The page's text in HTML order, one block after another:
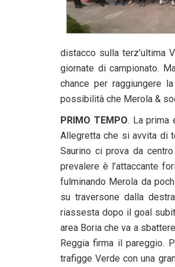
distacco sulla terz’ultima
giornate di campionato.
chance per raggiungere
possibilità che Merola &
PRIMO TEMPO. La prima
Allegretta che si avvita di
Saurino ci prova da
prevalere è l’attaccante
fulminando Merola da
su traversone dalla
riassesta dopo il goal
area Boria che va a
Reggia firma il pareggio.
trafigge Verde con una